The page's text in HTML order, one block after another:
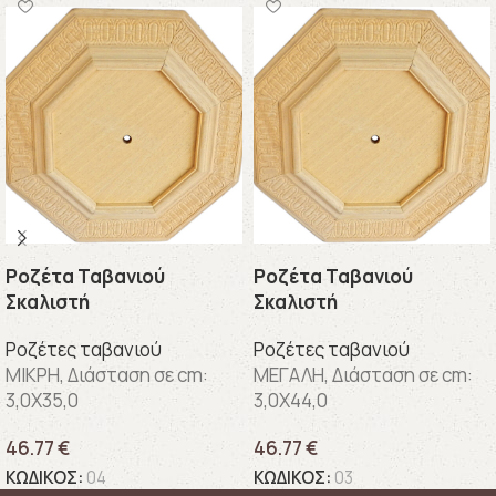
Ροζέτα Ταβανιού
Σκαλιστή
Ροζέτες ταβανιού
ΜΙΚΡΗ, Διάσταση σε cm:
3,0X35,0
46.77€
ΚΩΔΙΚΟΣ: 04
Ροζέτα Ταβανιού
Σκαλιστή
Ροζέτες ταβανιού
ΜΕΓΑΛΗ, Διάσταση σε cm:
3,0X44,0
46.77€
ΚΩΔΙΚΟΣ: 03